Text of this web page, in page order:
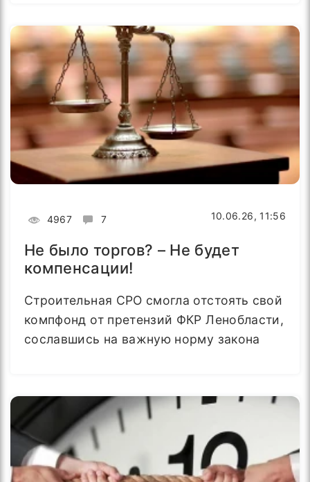
4967 7 10.06.26, 11:56
Не было торгов? – Не будет
компенсации!
Строительная СРО смогла отстоять свой
компфонд от претензий ФКР Ленобласти,
сославшись на важную норму закона